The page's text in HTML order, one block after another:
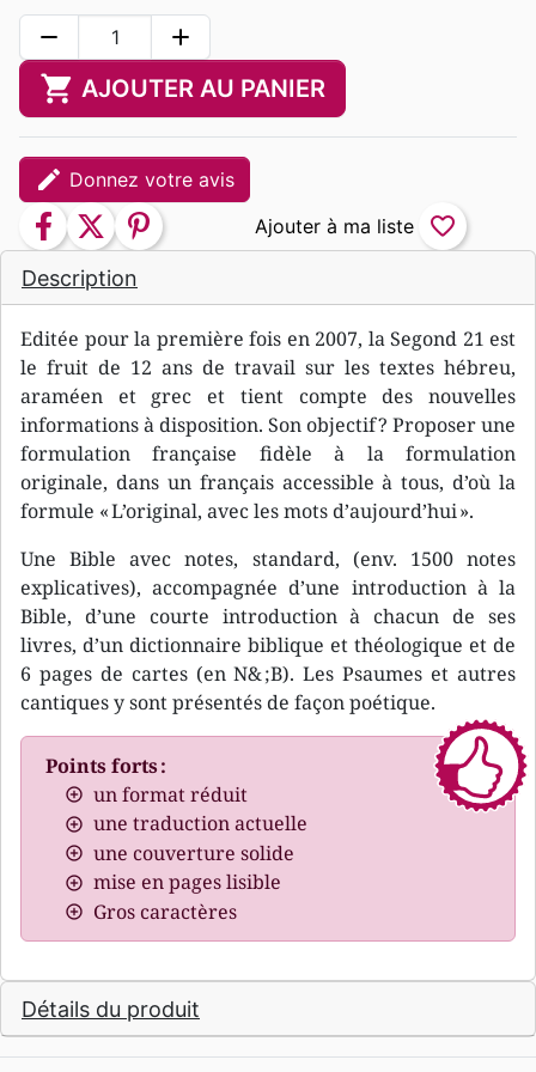
Description
Editée pour la première fois en 2007, la Segond 21 est
le fruit de 12 ans de travail sur les textes hébreu,
araméen et grec et tient compte des nouvelles
informations à disposition. Son objectif ? Proposer une
formulation française fidèle à la formulation
originale, dans un français accessible à tous, d’où la
formule « L’original, avec les mots d’aujourd’hui ».
Une Bible avec notes, standard, (env. 1500 notes
explicatives), accompagnée d’une introduction à la
Bible, d’une courte introduction à chacun de ses
livres, d’un dictionnaire biblique et théologique et de
6 pages de cartes (en N& ;B). Les Psaumes et autres
cantiques y sont présentés de façon poétique.
Points forts :
un format réduit
une traduction actuelle
une couverture solide
mise en pages lisible
Gros caractères
Détails du produit
remove add
shopping_cart AJOUTER AU PANIER
edit Donnez votre avis
facebook twitter pinterest favorite_border